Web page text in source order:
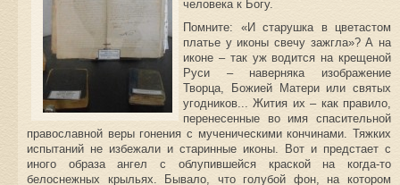
человека к Богу.
Помните: «И старушка в цветастом
платье у иконы свечу зажгла»? А на
иконе – так уж водится на крещеной
Руси – наверняка изображение
Творца, Божией Матери или святых
угодников... Жития их – как правило,
перенесенные во имя спасительной
православной веры гонения с мученическими кончинами. Тяжких
испытаний не избежали и старинные иконы. Вот и предстает с
иного образа ангел с облупившейся краской на когда-то
белоснежных крыльях. Бывало, что голубой фон, на котором